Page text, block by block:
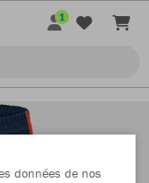
1
données de nos